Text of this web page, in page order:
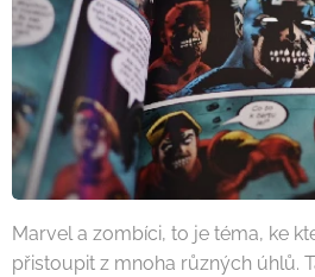
Marvel a zombíci, to je téma, ke
přistoupit z mnoha různých úhlů.